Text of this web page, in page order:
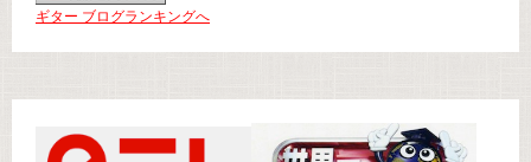
ギター ブログランキングへ